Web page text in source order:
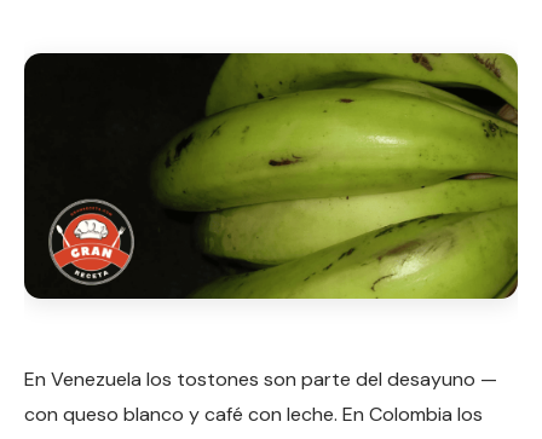
En Venezuela los tostones son parte del desayuno —
con queso blanco y café con leche. En Colombia los